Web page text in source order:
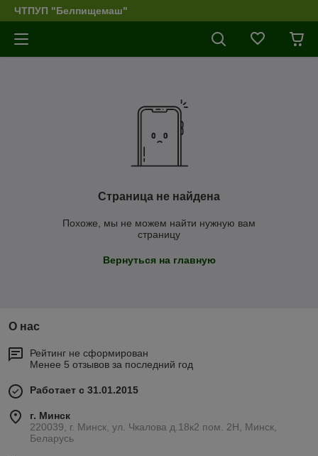
ЧТПУП "Белпищемаш"
Страница не найдена
Похоже, мы не можем найти нужную вам
страницу
Вернуться на главную
О нас
Рейтинг не сформирован
Менее 5 отзывов за последний год
Работает с 31.01.2015
г. Минск
220039, г. Минск, ул. Чкалова д.18к2 пом. 2Н, Минск,
Беларусь